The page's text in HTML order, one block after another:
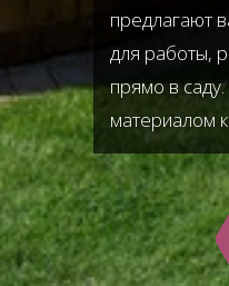
предлагают
для работы,
прямо в
материалом